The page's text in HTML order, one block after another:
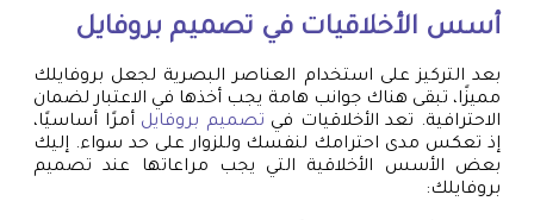
أسس الأخلاقيات في تصميم بروفايل
بعد التركيز على استخدام العناصر البصرية لجعل بروفايلك
مميزًا، تبقى هناك جوانب هامة يجب أخذها في الاعتبار لضمان
الاحترافية. تعد الأخلاقيات في تصميم بروفايل أمرًا أساسيًا،
إذ تعكس مدى احترامك لنفسك وللزوار على حد سواء. إليك
بعض الأسس الأخلاقية التي يجب مراعاتها عند تصميم
بروفايلك: